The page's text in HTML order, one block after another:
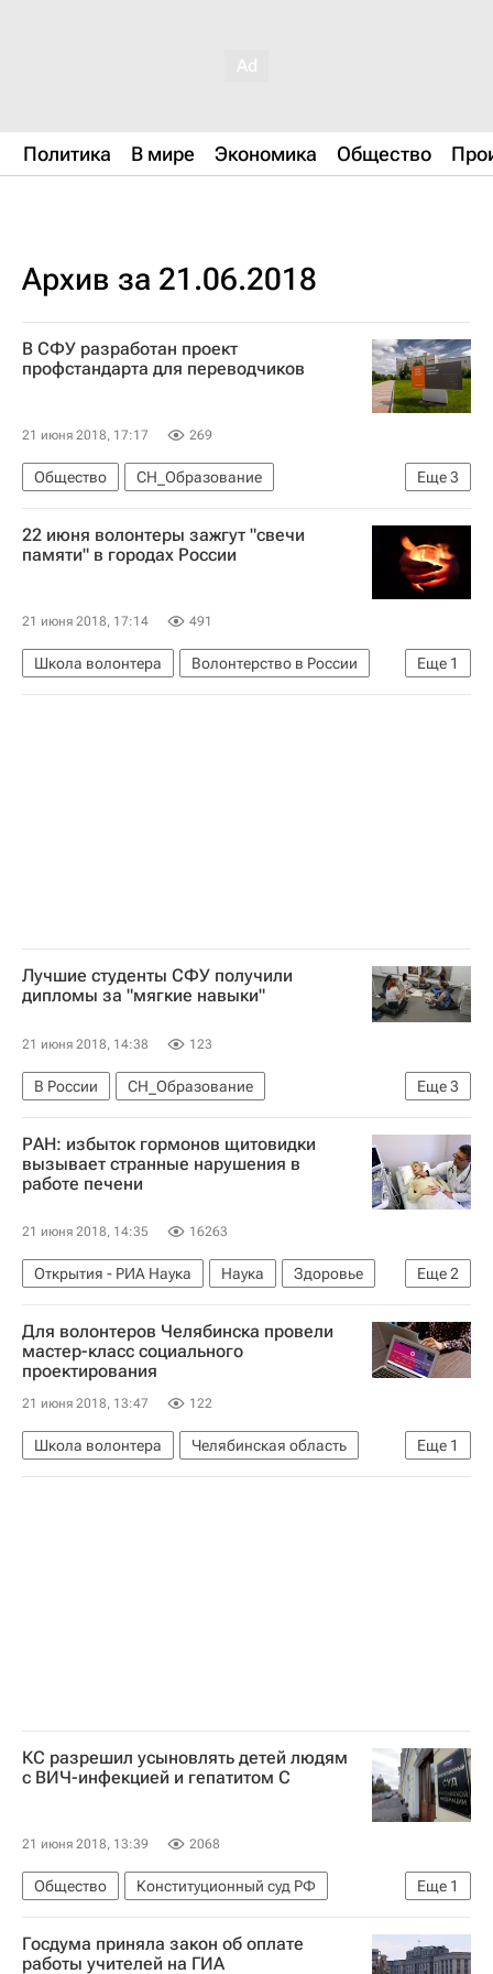
Политика В мире Экономика Общество
Архив за 21.06.2018
В СФУ разработан проект
профстандарта для переводчиков
21 июня 2018, 17:17 269
Еще3
Общество
СН_Образование
Сибирский федеральный университет
Социальный навигатор
Россия
22 июня волонтеры зажгут "свечи
памяти" в городах России
21 июня 2018, 17:14 491
Еще 1
Школа волонтера
Волонтерство в России
Россия
Лучшие студенты СФУ получили
дипломы за "мягкие навыки"
21 июня 2018, 14:38 123
Еще3
В России
СН_Образование
Сибирский федеральный университет
Социальный навигатор
Россия
РАН: избыток гормонов щитовидки
вызывает странные нарушения в
работе печени
21 июня 2018, 14:35 16263
Еще2
Открытия - РИА Наука Наука
Здоровье
Пущино
Российская академия наук
Для волонтеров Челябинска провели
мастер-класс социального
проектирования
21 июня 2018, 13:47 122
Еще 1
Школа волонтера
Челябинская область
Волонтерство в России
КС разрешил усыновлять детей людям
с ВИЧ-инфекцией и гепатитом С
21 июня 2018, 13:39 2068
Еще 1
Общество
Конституционный суд РФ
Россия
Госдума приняла закон об оплате
работы учителей на ГИА